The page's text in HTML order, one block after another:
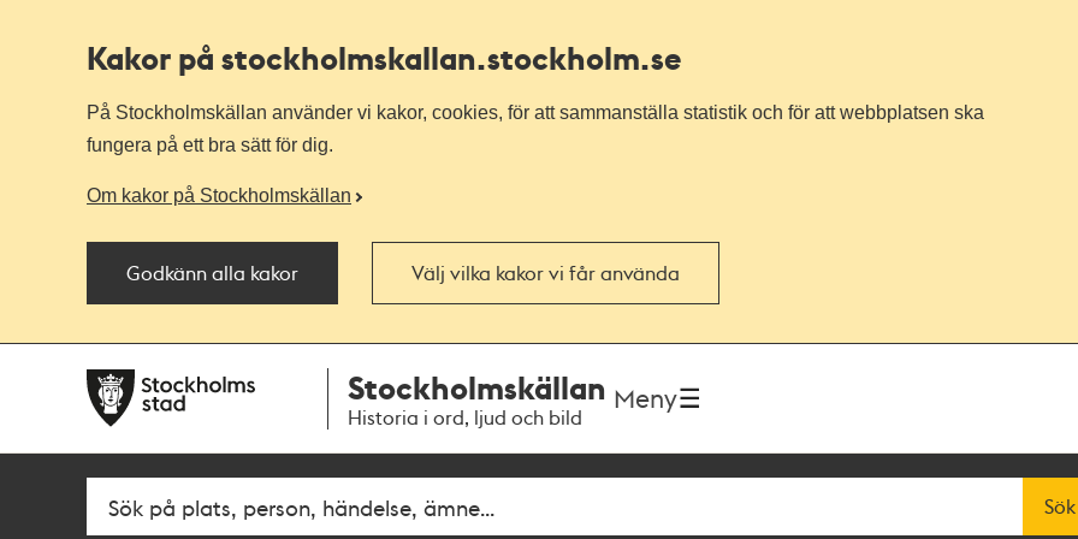
Kakor på stockholmskallan.stockholm.se
På Stockholmskällan använder vi kakor, cookies, för att sammanställa statistik och för att webbplatsen ska
fungera på ett bra sätt för dig.
Om kakor på Stockholmskällan
Godkänn alla kakor Välj vilka kakor vi får använda
navigationen
huvudinnehållet
Stockholmskällan
Historia i ord, ljud och bild
Meny
Fritextsök Sök